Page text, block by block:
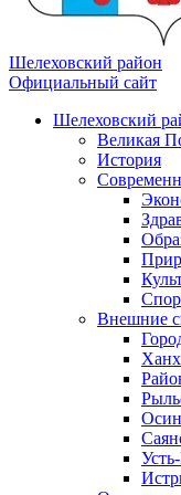
Шелеховский район
Официальный сайт
Шелеховский
Великая
История
Внешние